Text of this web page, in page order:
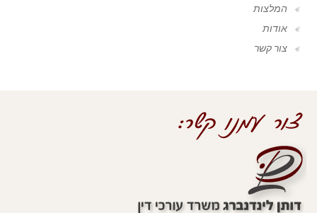
המלצות
אודות
צור קשר